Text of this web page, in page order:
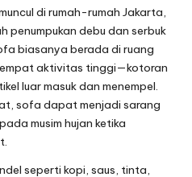
di rumah-rumah Jakarta,
penumpukan debu dan serbuk
biasanya berada di ruang
aktivitas tinggi—kotoran
luar masuk dan menempel.
sofa dapat menjadi sarang
musim hujan ketika
seperti kopi, saus, tinta,